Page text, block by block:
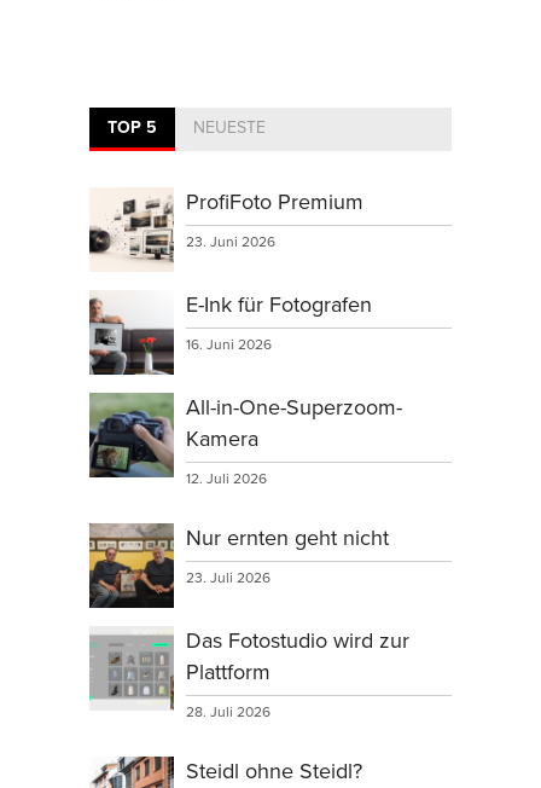
TOP 5 NEUESTE
ProfiFoto Premium
23. Juni 2026
E-Ink für Fotografen
16. Juni 2026
All-in-One-Superzoom-
Kamera
12. Juli 2026
Nur ernten geht nicht
23. Juli 2026
Das Fotostudio wird zur
Plattform
28. Juli 2026
Steidl ohne Steidl?